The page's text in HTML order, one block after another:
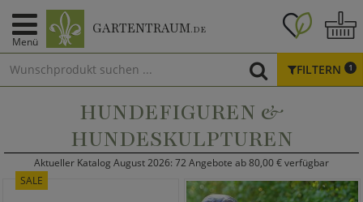
Menü
GARTENTRAUM.DE
FILTERN 1
HUNDEFIGUREN &
HUNDESKULPTUREN
Aktueller Katalog August 2026: 72 Angebote ab 80,00 € verfügbar
SALE